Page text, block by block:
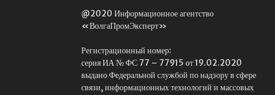
@2020 Информационное агентство
«ВолгаПромЭксперт»
Регистрационный номер:
серия ИА № ФС 77 – 77915 от 19.02.2020
выдано Федеральной службой по надзору в сфере
связи, информационных технологий и массовых